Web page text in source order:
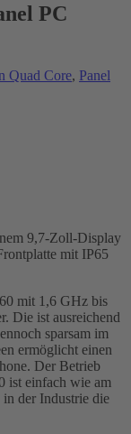
PC
Quad Core, Panel
9,7-Zoll-Display
mit IP65
mit 1,6 GHz bis
Die ist ausreichend
sparsam im
ermöglicht einen
Der Betrieb
ist einfach wie am
der Industrie die